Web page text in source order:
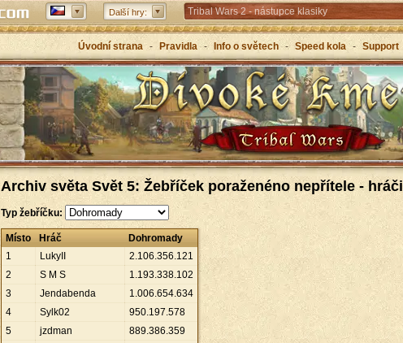
Další hry: Tribal Wars 2 - nástupce klasiky
Forge of Empires – strategicky napříč věky
Grepolis – vybuduj svou říši v antickém Řecku
Úvodní strana - Pravidla - Info o světech - Speed kola - Support
Archiv světa Svět 5: Žebříček poraženéno nepřítele - hráči
Typ žebříčku:
Místo Hráč
Dohromady
1
LukyII 2.106.356.121
2
S M S 1.193.338.102
3
Jendabenda 1.006.654.634
4
Sylk02 950.197.578
5
jzdman 889.386.359